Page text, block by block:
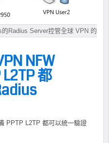
Radius Server控管全球 VPN 的
NFW
都
PPTP L2TP 都可以統一驗證